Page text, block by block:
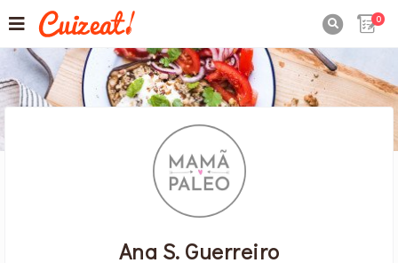
0
Ana S. Guerreiro